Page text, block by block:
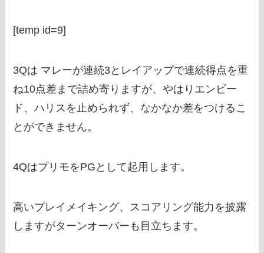
[temp id=9]
3Qは マレーが連続3とレイアップで連続得点を重
ね10点差まで詰め寄りますが、やはりエンビー
ド、ハリスを止められず、なかなか差をつけるこ
とができません。
4QはプリモをPGとして起用します。
高いプレイメイキング、スコアリング能力を披露
しますがターンオーバーも目立ちます。